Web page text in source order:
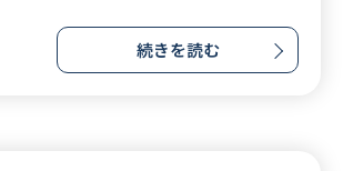
よいでしょうか。
続きを読む